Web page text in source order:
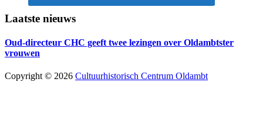
Laatste nieuws
Oud-directeur CHC geeft twee lezingen over Oldambtster
vrouwen
Copyright © 2026 Cultuurhistorisch Centrum Oldambt